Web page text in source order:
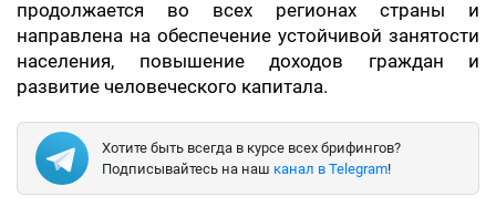
продолжается во всех регионах страны и
направлена на обеспечение устойчивой занятости
населения, повышение доходов граждан и
развитие человеческого капитала.
Хотите быть всегда в курсе всех брифингов?
Подписывайтесь на наш канал в Telegram!